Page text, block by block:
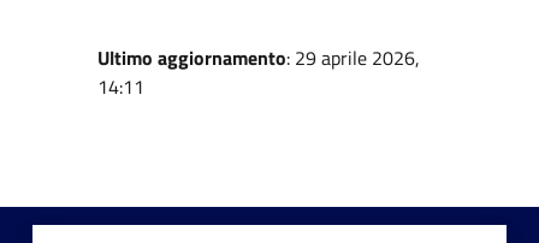
Ultimo aggiornamento: 29 aprile 2026,
14:11